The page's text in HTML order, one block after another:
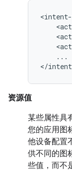
...
</
资源值
某些属性具
您的应用图
他设备配置
供不同的图
些值，而不